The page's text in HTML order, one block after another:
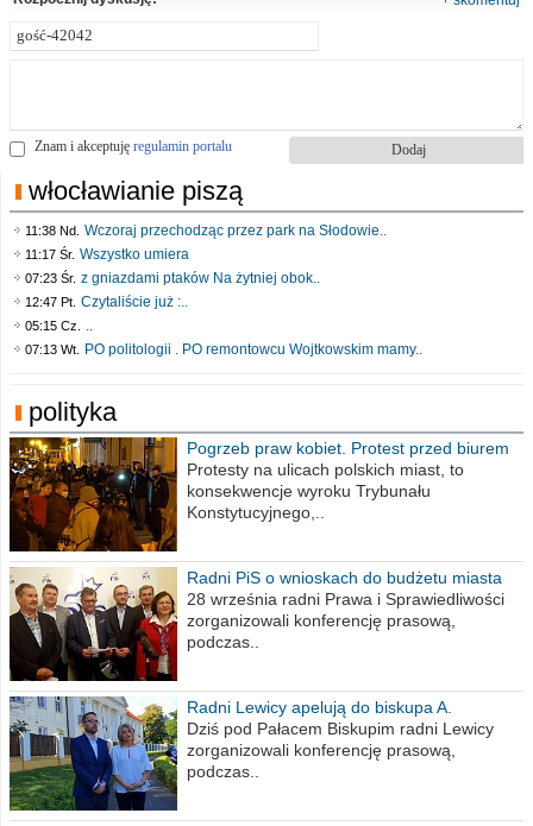
Znam i akceptuję regulamin portalu
włocławianie piszą
11:38 Nd. Wczoraj przechodząc przez park na Słodowie..
11:17 Śr. Wszystko umiera
07:23 Śr. z gniazdami ptaków Na żytniej obok..
12:47 Pt. Czytaliście już :..
05:15 Cz. ..
07:13 Wt. PO politologii . PO remontowcu Wojtkowskim mamy..
polityka
Pogrzeb praw kobiet. Protest przed biurem
poselskim PiS
Protesty na ulicach polskich miast, to
konsekwencje wyroku Trybunału
Konstytucyjnego,..
Radni PiS o wnioskach do budżetu miasta
na 2021 rok
28 września radni Prawa i Sprawiedliwości
zorganizowali konferencję prasową,
podczas..
Radni Lewicy apelują do biskupa A.
Wiesława Meringa
Dziś pod Pałacem Biskupim radni Lewicy
zorganizowali konferencję prasową,
podczas..